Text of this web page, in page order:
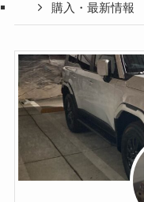
購入・最新情報